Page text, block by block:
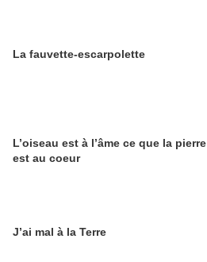
La fauvette-escarpolette
L’oiseau est à l’âme ce que la pierre
est au coeur
J’ai mal à la Terre